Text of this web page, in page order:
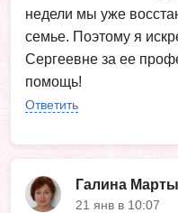
недели мы уже
семье. Поэтому я
Сергеевне за ее
помощь!
Ответить
Галина
21 янв в 10:07